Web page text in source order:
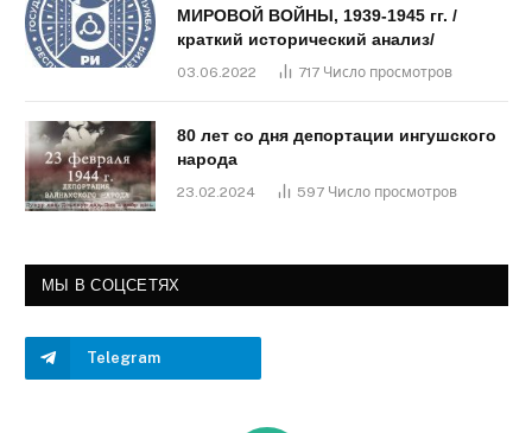
МИРОВОЙ ВОЙНЫ, 1939-1945 гг. /
краткий исторический анализ/
03.06.2022 717 Число просмотров
80 лет со дня депортации ингушского
народа
23.02.2024 597 Число просмотров
МЫ В СОЦСЕТЯХ
Telegram